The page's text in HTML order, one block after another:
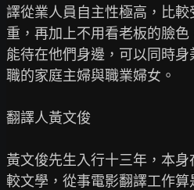
譯從業人員自主性極高，比較
重，再加上不用看老板的臉
能待在他們身邊，可以同時身
職的家庭主婦與職業婦女。
翻譯人黃文俊
黃文俊先生入行十三年，本
較文學，從事電影翻譯工作算